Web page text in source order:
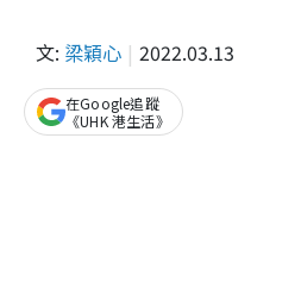
文: 梁穎心 2022.03.13
在Google追蹤
《UHK 港生活》